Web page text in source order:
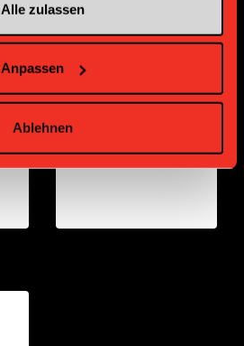
Alle zulassen
Anpassen
Ablehnen
Gold Partner